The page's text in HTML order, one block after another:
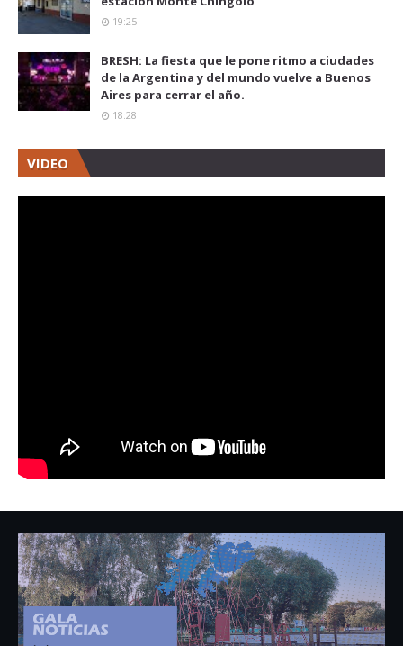
19:25
BRESH: La fiesta que le pone ritmo a ciudades
de la Argentina y del mundo vuelve a Buenos
Aires para cerrar el año.
18:28
VIDEO